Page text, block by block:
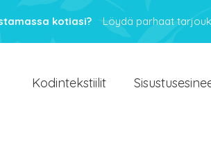
kotiasi? Löydä parhaat
Kodintekstiilit